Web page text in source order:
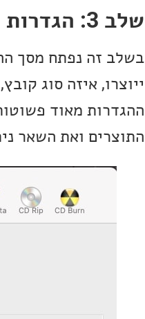
שלב 3: הגדרות אפליקציית XLD
התוצרים ואת השאר